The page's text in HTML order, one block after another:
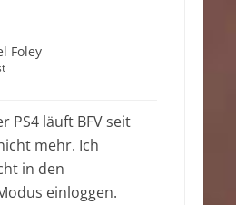
Foley
PS4 läuft BFV seit
mehr. Ich
in den
einloggen.